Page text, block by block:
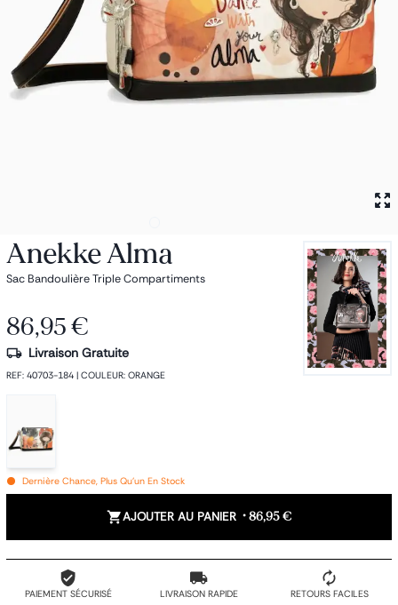
Porte monnaie
Bagagerie
Bagages
Accessoires
Sac de voyage
Anekke Alma
Sac Bandoulière Triple Compartiments
86,95 €
Livraison Gratuite
REF: 40703-184 | COULEUR: ORANGE
Dernière Chance, Plus Qu'un En Stock
AJOUTER AU PANIER • 86,95 €
PAIEMENT SÉCURISÉ LIVRAISON RAPIDE RETOURS FACILES